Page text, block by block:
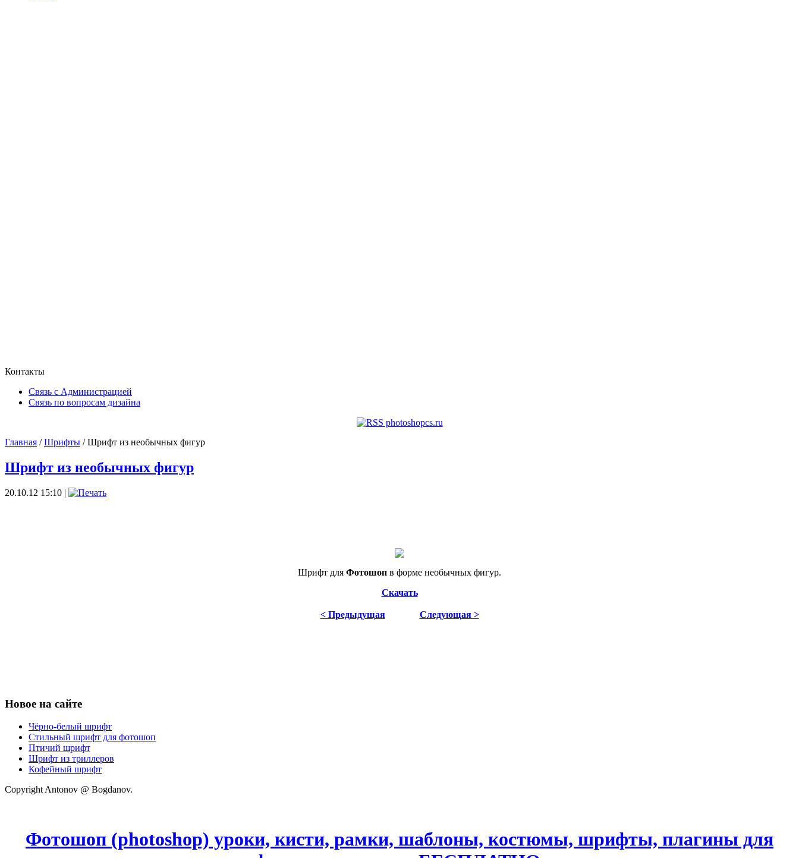
Контакты
Связь с Администрацией
Связь по вопросам дизайна
Главная /Шрифты / Шрифт из необычных фигур
Шрифт из необычных фигур
20.10.12 15:10 |
Шрифт для Фотошоп в форме необычных фигур.
Скачать
< Предыдущая Следующая >
Новое на сайте
Чёрно-белый шрифт
Стильный шрифт для фотошоп
Птичий шрифт
Шрифт из триллеров
Кофейный шрифт
Copyright Antonov @ Bogdanov.
Фотошоп (photoshop) уроки, кисти, рамки, шаблоны, костюмы, шрифты, плагины для